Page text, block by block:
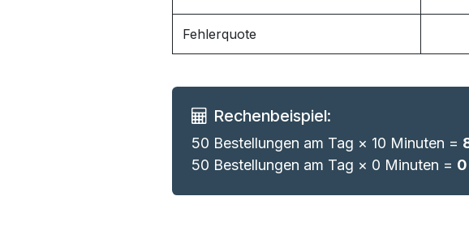
Fehlerquote
Rechenbeispiel:
50 Bestellungen am Tag × 10 Minuten =
50 Bestellungen am Tag × 0 Minuten =